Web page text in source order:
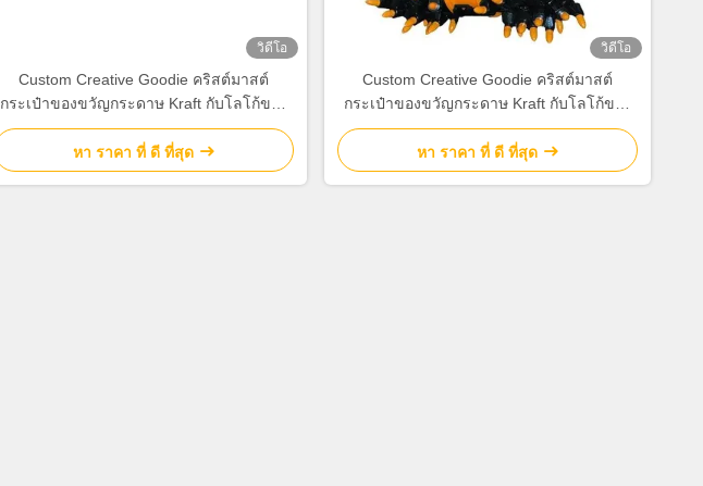
วิดีโอ
Custom Creative Goodie คริสต์มาสต์
กระเป๋าของขวัญกระดาษ Kraft กับโลโก้ของ
คุณเองสําหรับ Xmas การตกแต่งปาร์ตี้
หา ราคา ที่ ดี ที่สุด
วิดีโอ
Custom Creative Goodie คริสต์มาสต์
กระเป๋าของขวัญกระดาษ Kraft กับโลโก้ของ
คุณเองสําหรับ Xmas การตกแต่งปาร์ตี้
หา ราคา ที่ ดี ที่สุด